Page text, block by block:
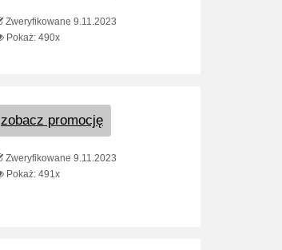
Zweryfikowane 9.11.2023
Pokaż: 490x
zobacz promocję
Zweryfikowane 9.11.2023
Pokaż: 491x